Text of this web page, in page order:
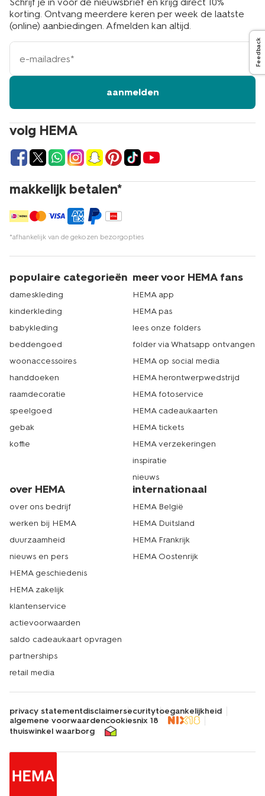
volg HEMA
makkelijk betalen*
*afhankelijk van de gekozen bezorgopties
korting. Ontvang meerdere keren per week de laatste
(online) aanbiedingen. Afmelden kan altijd.
e-
mailadres
aanmelden
populaire categorieën
dameskleding
kinderkleding
babykleding
beddengoed
woonaccessoires
handdoeken
raamdecoratie
speelgoed
gebak
koffie
meer voor HEMA fans
HEMA app
HEMA pas
lees onze folders
folder via Whatsapp ontvangen
HEMA op social media
HEMA herontwerpwedstrijd
HEMA fotoservice
HEMA cadeaukaarten
HEMA tickets
HEMA verzekeringen
inspiratie
nieuws
over HEMA
over ons bedrijf
werken bij HEMA
duurzaamheid
nieuws en pers
HEMA geschiedenis
HEMA zakelijk
klantenservice
actievoorwaarden
saldo cadeaukaart opvragen
partnerships
retail media
internationaal
HEMA België
HEMA Duitsland
HEMA Frankrijk
HEMA Oostenrijk
privacy statementdisclaimersecuritytoegankelijkheid
algemene voorwaardencookiesnix 18
thuiswinkel waarborg
Feedback